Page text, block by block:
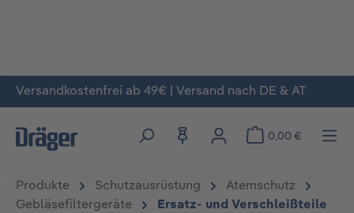
Zum Hauptinhalt springen
Versandkostenfrei ab 49€ | Versand nach DE & AT
0,00 €
Produkte Schutzausrüstung
Atemschutz
Gebläsefiltergeräte
Ersatz- und Verschleißteile